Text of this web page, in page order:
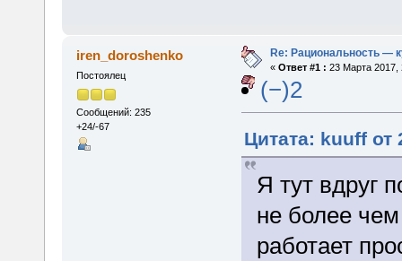
iren_doroshenko
Постоялец
Сообщений: 235
+24/-67
Re: Рациональность —
« Ответ #1 : 23 Марта 2017,
(−)2
Цитата: kuuff от
Я тут вдруг
не более
работает